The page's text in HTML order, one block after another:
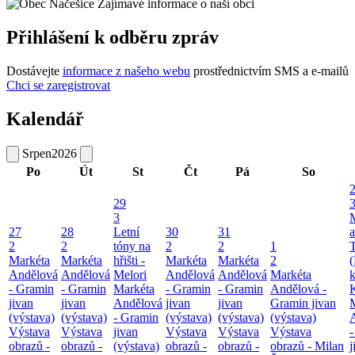
Zajímavé informace o naší obci
Přihlášení k odběru zpráv
Dostávejte informace z našeho webu prostřednictvím SMS a e-mailů
Chci se zaregistrovat
Kalendář
Srpen2026
Po
Út St Čt Pá So
27
2
Markéta
Andělová
- Gramin
jivan
(výstava)
Výstava
obrazů -
28
2
Markéta
Andělová
- Gramin
jivan
(výstava)
Výstava
obrazů -
29
3
Letní
tóny na
hřišti -
Melori
Markéta
Andělová
- Gramin
jivan
(výstava)
30
2
Markéta
Andělová
- Gramin
jivan
(výstava)
Výstava
obrazů -
31
2
Markéta
Andělová
- Gramin
jivan
(výstava)
Výstava
obrazů -
1
2
Markéta
Andělová -
Gramin jivan
(výstava)
Výstava
obrazů - Milan
2
3